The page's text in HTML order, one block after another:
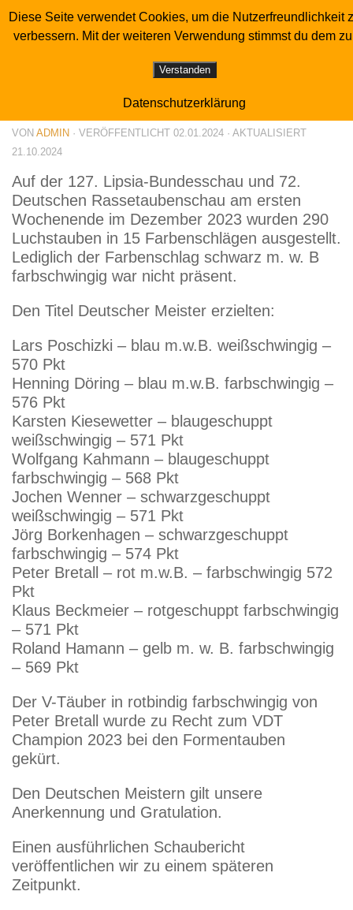
Zum Inhalt springen Sonderverein der Luchstaubenzüchter
Lipsia 2023 – Deutsche Meister
VON ADMIN · VERÖFFENTLICHT 02.01.2024 · AKTUALISIERT
21.10.2024
Auf der 127. Lipsia-Bundesschau und 72.
Deutschen Rassetaubenschau am ersten
Wochenende im Dezember 2023 wurden 290
Luchstauben in 15 Farbenschlägen ausgestellt.
Lediglich der Farbenschlag schwarz m. w. B
farbschwingig war nicht präsent.
Den Titel Deutscher Meister erzielten:
Lars Poschizki – blau m.w.B. weißschwingig –
570 Pkt
Henning Döring – blau m.w.B. farbschwingig –
576 Pkt
Karsten Kiesewetter – blaugeschuppt
weißschwingig – 571 Pkt
Wolfgang Kahmann – blaugeschuppt
farbschwingig – 568 Pkt
Jochen Wenner – schwarzgeschuppt
weißschwingig – 571 Pkt
Jörg Borkenhagen – schwarzgeschuppt
farbschwingig – 574 Pkt
Peter Bretall – rot m.w.B. – farbschwingig 572
Pkt
Klaus Beckmeier – rotgeschuppt farbschwingig
– 571 Pkt
Roland Hamann – gelb m. w. B. farbschwingig
– 569 Pkt
Der V-Täuber in rotbindig farbschwingig von
Peter Bretall wurde zu Recht zum VDT
Champion 2023 bei den Formentauben
gekürt.
Den Deutschen Meistern gilt unsere
Anerkennung und Gratulation.
Einen ausführlichen Schaubericht
veröffentlichen wir zu einem späteren
Zeitpunkt.
Diese Seite verwendet Cookies, um die Nutzerfreundlichkeit
verbessern. Mit der weiteren Verwendung stimmst du dem
Verstanden
Datenschutzerklärung